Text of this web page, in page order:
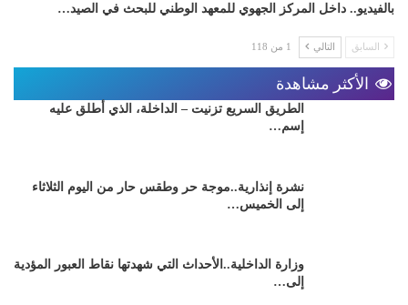
بالفيديو.. داخل المركز الجهوي للمعهد الوطني للبحث في الصيد…
السابق التالي 1 من 118
الأكثر مشاهدة
الطريق السريع تزنيت – الداخلة، الذي أطلق عليه
إسم…
نشرة إنذارية..موجة حر وطقس حار من اليوم الثلاثاء
إلى الخميس…
وزارة الداخلية..الأحداث التي شهدتها نقاط العبور المؤدية
إلى…